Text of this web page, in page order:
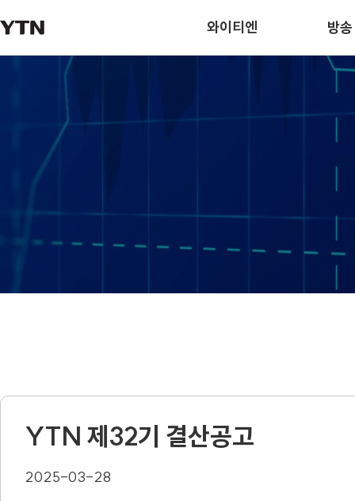
와이티엔 방
YTN 제32기 결산공고
2025-03-28